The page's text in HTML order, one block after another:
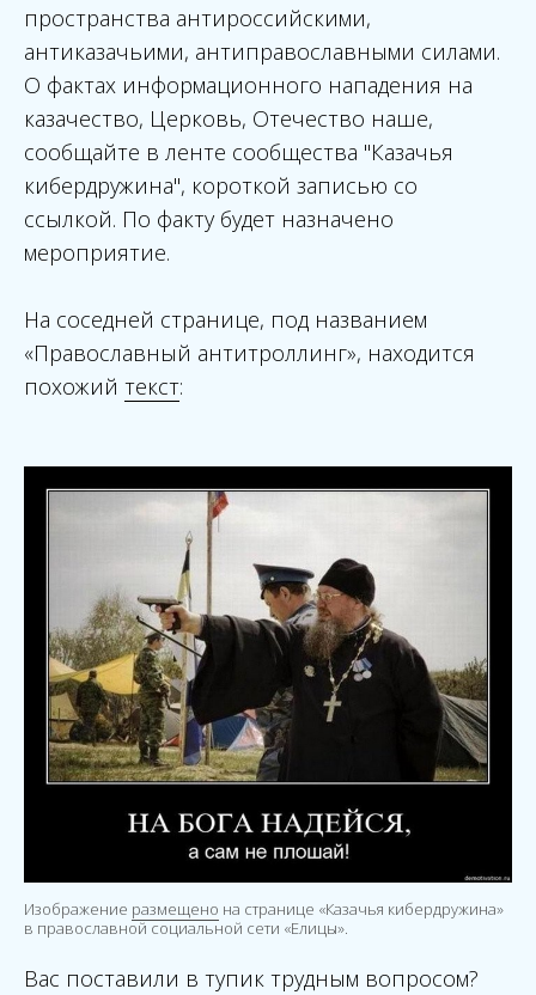
пространства антироссийскими,
антиказачьими, антиправославными силами.
О фактах информационного нападения на
казачество, Церковь, Отечество наше,
сообщайте в ленте сообщества "Казачья
кибердружина", короткой записью со
ссылкой. По факту будет назначено
мероприятие.
На соседней странице, под названием
«Православный антитроллинг», находится
похожий текст:
Изображение размещено на странице «Казачья кибердружина»
в православной социальной сети «Елицы».
Вас поставили в тупик трудным вопросом?